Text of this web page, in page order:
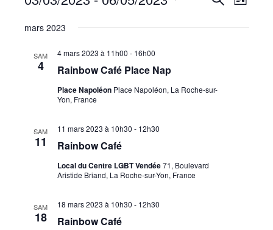
Liste
une
date.
mars 2023
SAM
4 Rainbow Café Place Nap
4 mars 2023 à 11h00 - 16h00
Place Napoléon Place Napoléon, La Roche-sur-
Yon, France
SAM
11 Rainbow Café
11 mars 2023 à 10h30 - 12h30
Local du Centre LGBT Vendée71, Boulevard
Aristide Briand, La Roche-sur-Yon, France
SAM
18 Rainbow Café
18 mars 2023 à 10h30 - 12h30